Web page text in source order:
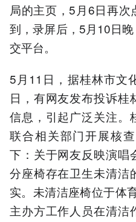
局的主页，5月6日再
到，录屏后，5月10日
交平台。
5月11日，据桂林市文
日，有网友发布投诉桂
信息，引起广泛关注。
联合相关部门开展核
下：关于网友反映演唱
分座椅存在卫生未清洁
实。未清洁座椅位于体
主办方工作人员在清洁